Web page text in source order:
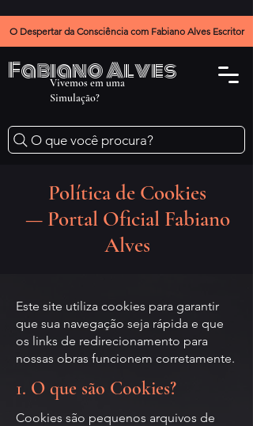
Fabiano Alves
Vivemos em uma
Simulação?
O que você procura?
O Despertar da Consciência com Fabiano Alves Escritor
Política de Cookies
— Portal Oficial Fabiano
Alves
Este site utiliza cookies para garantir
que sua navegação seja rápida e que
os links de redirecionamento para
nossas obras funcionem corretamente.
1. O que são Cookies?
Cookies são pequenos arquivos de